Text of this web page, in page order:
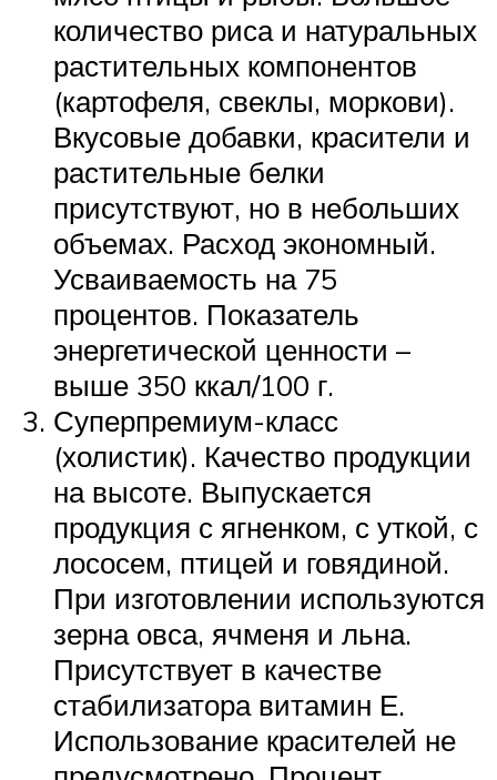
количество риса и натуральных
растительных компонентов
(картофеля, свеклы, моркови).
Вкусовые добавки, красители и
растительные белки
присутствуют, но в небольших
объемах. Расход экономный.
Усваиваемость на 75
процентов. Показатель
энергетической ценности –
выше 350 ккал/100 г.
Суперпремиум-класс
(холистик). Качество продукции
на высоте. Выпускается
продукция с ягненком, с уткой, с
лососем, птицей и говядиной.
При изготовлении используются
зерна овса, ячменя и льна.
Присутствует в качестве
стабилизатора витамин Е.
Использование красителей не